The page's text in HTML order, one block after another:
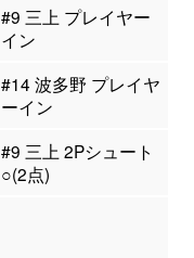
#9 三上 プレイヤー
イン
#14 波多野 プレイヤ
ーイン
#9 三上 2Pシュート
○(2点)